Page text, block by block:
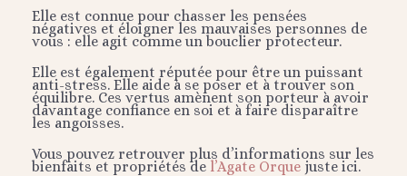
Elle est connue pour chasser les pensées
négatives et éloigner les mauvaises personnes de
vous : elle agit comme un bouclier protecteur.
Elle est également réputée pour être un puissant
anti-stress. Elle aide à se poser et à trouver son
équilibre. Ces vertus amènent son porteur à avoir
davantage confiance en soi et à faire disparaître
les angoisses.
Vous pouvez retrouver plus d’informations sur les
bienfaits et propriétés de l’Agate Orque juste ici.